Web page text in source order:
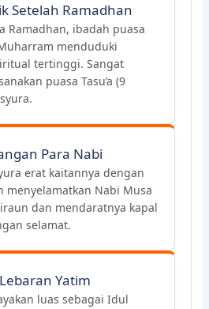
Setelah Ramadhan
Ramadhan, ibadah puasa
menduduki
tertinggi. Sangat
puasa Tasu’a (9
Para Nabi
erat kaitannya dengan
menyelamatkan Nabi Musa
dan mendaratnya kapal
selamat.
Yatim
luas sebagai Idul